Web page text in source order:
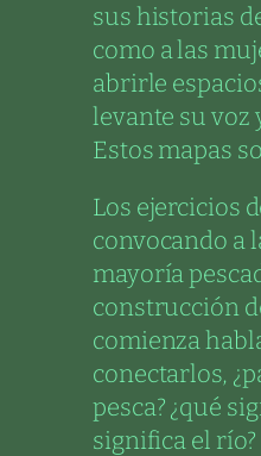
sus historias
como a las
abrirle
levante su voz
Estos mapas
Los ejercicios
convocando a
mayoría
construcción
comienza
conectarlos,
pesca? ¿qué
significa el